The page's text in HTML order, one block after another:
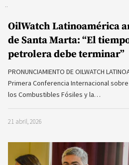
OilWatch Latinoamérica
de Santa Marta: “El
petrolera debe terminar”
PRONUNCIAMIENTO DE OILWATCH
Primera Conferencia Internacional
los Combustibles Fósiles y la…
21 abril, 2026